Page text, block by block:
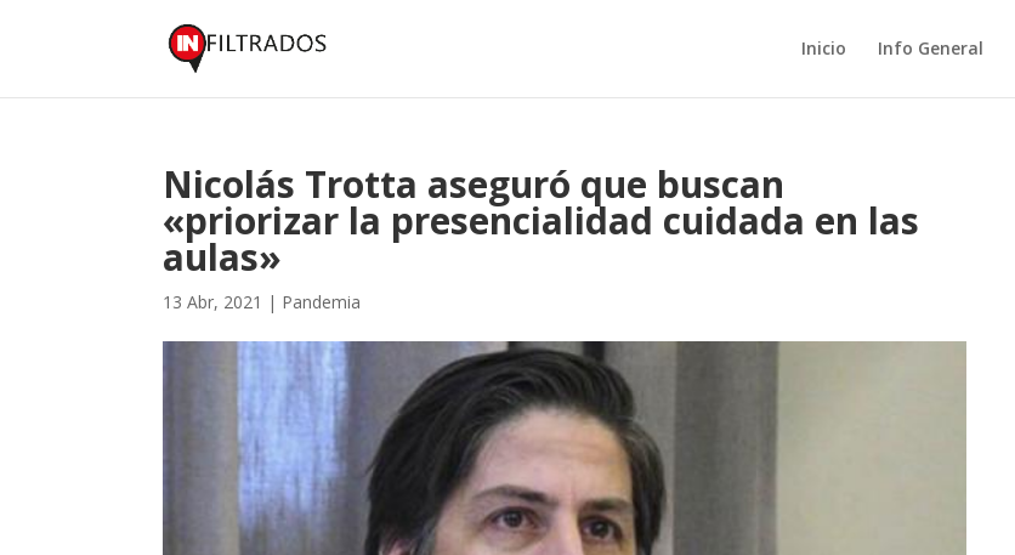
Inicio Info General
Nicolás Trotta aseguró que buscan
«priorizar la presencialidad cuidada en las
aulas»
13 Abr, 2021 | Pandemia